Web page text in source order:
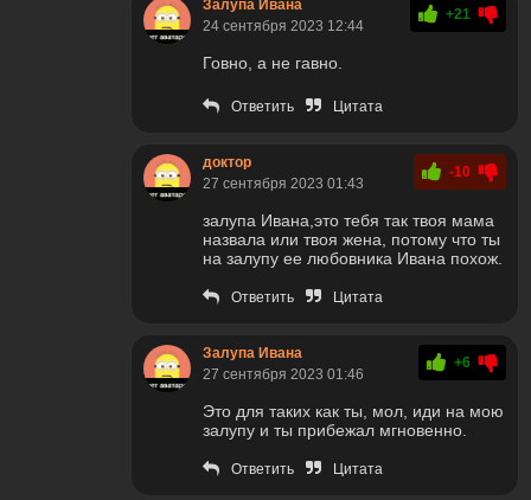
Залупа Ивана
24 сентября 2023 12:44
+21
Говно, а не гавно.
Ответить Цитата
доктор
27 сентября 2023 01:43
-10
залупа Ивана,это тебя так твоя мама
назвала или твоя жена, потому что ты
на залупу ее любовника Ивана похож.
Ответить Цитата
Залупа Ивана
27 сентября 2023 01:46
+6
Это для таких как ты, мол, иди на мою
залупу и ты прибежал мгновенно.
Ответить Цитата